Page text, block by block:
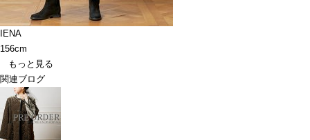
IENA
156cm
もっと見る
関連ブログ